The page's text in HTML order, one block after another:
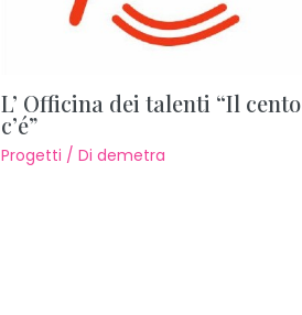
L’ Officina dei talenti “Il cento
c’é”
Progetti / Didemetra